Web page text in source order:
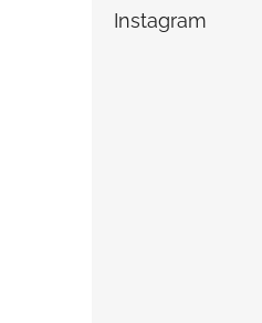
Instagram